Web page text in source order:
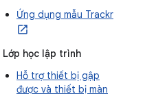
Ứng dụng mẫu Trackr
Lớp học lập trình
Hỗ trợ thiết bị gập
được và thiết bị màn